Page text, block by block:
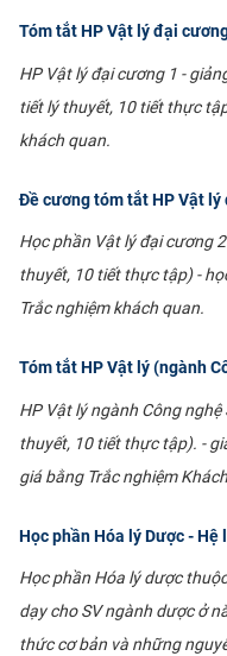
Tóm tắt HP Vật lý đại
HP Vật lý đại cương 1 -
tiết lý thuyết, 10 tiết thực
khách quan.
Đề cương tóm tắt HP Vật
Học phần Vật lý đại cương
thuyết, 10 tiết thực tập) -
Trắc nghiệm khách quan.
Tóm tắt HP Vật lý (ngành
HP Vật lý ngành Công
thuyết, 10 tiết thực tập). -
giá bằng Trắc nghiệm
Học phần Hóa lý Dược -
Học phần Hóa lý dược
dạy cho SV ngành dược ở
thức cơ bản và những